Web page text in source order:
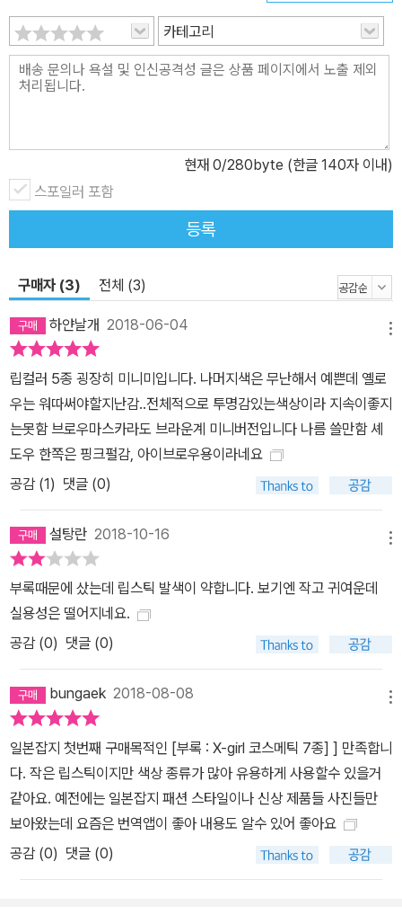
카테고리
현재 0/280byte (한글 140자 이내)
스포일러 포함
등록
구매자 (3) 전체 (3)
하얀날개 2018-06-04
립컬러 5종 굉장히 미니미입니다. 나머지색은 무난해서 예쁜데 옐로
우는 워따써야할지난감..전체적으로 투명감있는색상이라 지속이좋지
는못함 브로우마스카라도 브라운계 미니버전입니다 나름 쓸만함 셰
도우 한쪽은 핑크펄감, 아이브로우용이라네요
공감 (1) 댓글 (0)
설탕란 2018-10-16
부록때문에 샀는데 립스틱 발색이 약합니다. 보기엔 작고 귀여운데
실용성은 떨어지네요.
공감 (0) 댓글 (0)
bungaek 2018-08-08
일본잡지 첫번째 구매목적인 [부록 : X-girl 코스메틱 7종] ] 만족합니
다. 작은 립스틱이지만 색상 종류가 많아 유용하게 사용할수 있을거
같아요. 예전에는 일본잡지 패션 스타일이나 신상 제품들 사진들만
보아왔는데 요즘은 번역앱이 좋아 내용도 알수 있어 좋아요
공감 (0) 댓글 (0)